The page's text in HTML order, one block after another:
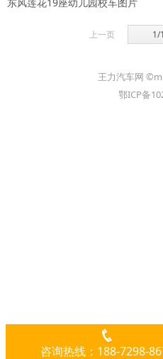
上一页 1/1
王力汽车网
鄂ICP备
咨询热线：188-7298-